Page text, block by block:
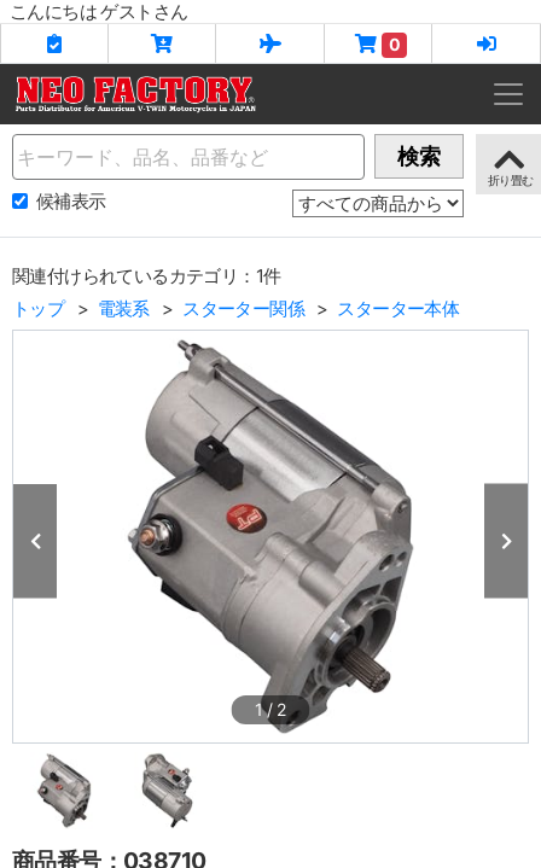
こんにちは ゲストさん
0
Name 検索
候補表示
関連付けられているカテゴリ：1件
トップ
電装系 スターター関係 スターター本体
1/ 2
商品番号：038710